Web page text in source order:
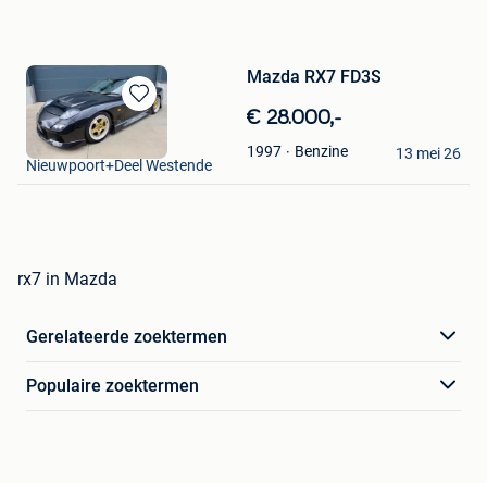
Bewaren
in
Favorieten
Mazda RX7 FD3S
€ 28.000,-
1997 Benzine
Pauline Vervloesem
Nieuwpoort+Deel Westende
13 mei 26
rx7 in Mazda
Gerelateerde zoektermen
Populaire zoektermen